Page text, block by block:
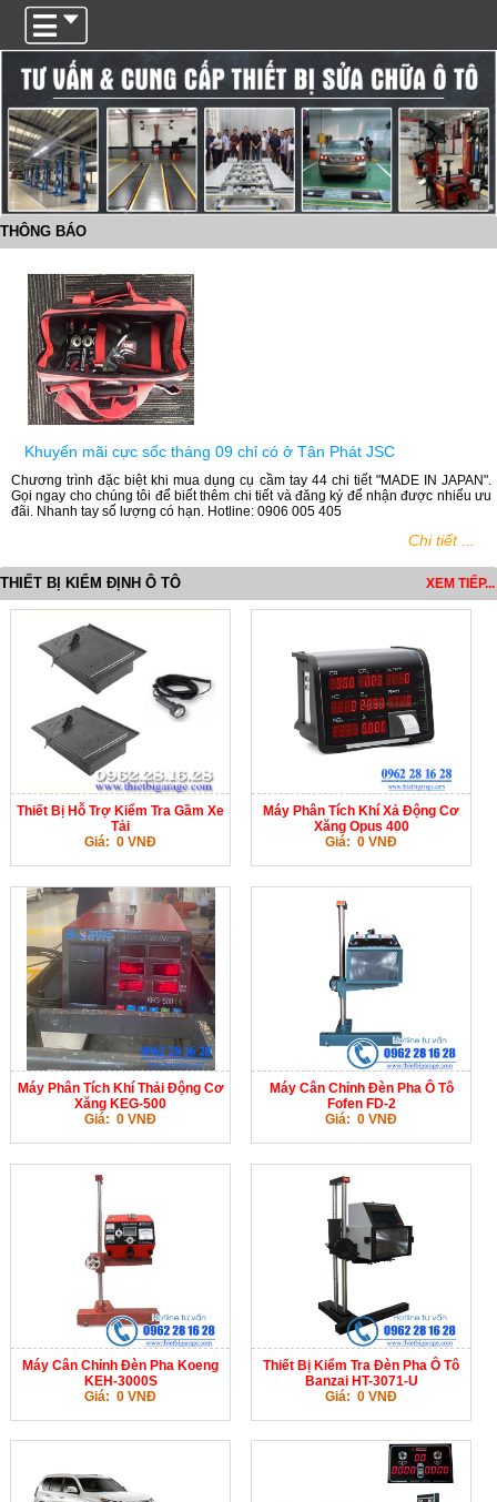
THÔNG BÁO
Khuyến mãi cực sốc tháng 09 chỉ có ở Tân Phát JSC
Chương trình đặc biệt khi mua dụng cụ cầm tay 44 chi tiết "MADE IN JAPAN".
Gọi ngay cho chúng tôi để biết thêm chi tiết và đăng ký để nhận được nhiểu ưu
đãi. Nhanh tay số lượng có hạn. Hotline: 0906 005 405
Chi tiết ...
THIẾT BỊ KIỂM ĐỊNH Ô TÔ XEM TIẾP...
Thiết Bị Hỗ Trợ Kiểm Tra Gầm Xe
Tải
Giá: 0 VNĐ
Máy Phân Tích Khí Xả Động Cơ
Xăng Opus 400
Giá: 0 VNĐ
Máy Phân Tích Khí Thải Động Cơ
Xăng KEG-500
Giá: 0 VNĐ
Máy Cân Chỉnh Đèn Pha Ô Tô
Fofen FD-2
Giá: 0 VNĐ
Máy Cân Chỉnh Đèn Pha Koeng
KEH-3000S
Giá: 0 VNĐ
Thiết Bị Kiểm Tra Đèn Pha Ô Tô
Banzai HT-3071-U
Giá: 0 VNĐ